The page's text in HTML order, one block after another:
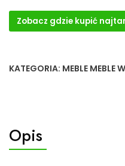
Zobacz gdzie kupić
KATEGORIA: MEBLE MEBLE
Opis